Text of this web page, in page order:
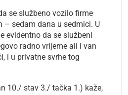
se službeno vozilo firme
– sedam dana u sedmici. U
evidentno da se službeni
radno vrijeme ali i van
i u privatne svrhe tog
10./ stav 3./ tačka 1.) kaže,